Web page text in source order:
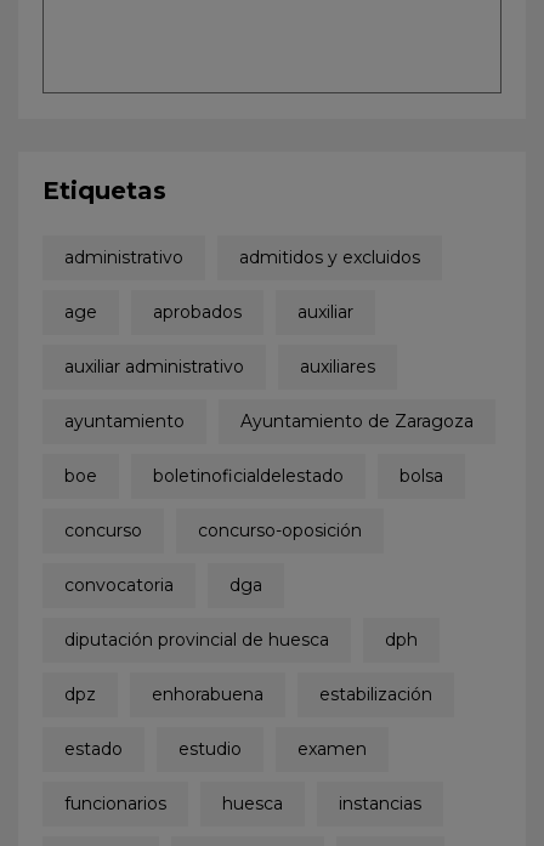
Etiquetas
administrativo admitidos y excluidos
age aprobados auxiliar
auxiliar administrativo auxiliares
ayuntamiento Ayuntamiento de Zaragoza
boe boletinoficialdelestado bolsa
concurso concurso-oposición
convocatoria dga
diputación provincial de huesca dph
dpz enhorabuena estabilización
estado estudio examen
funcionarios huesca instancias